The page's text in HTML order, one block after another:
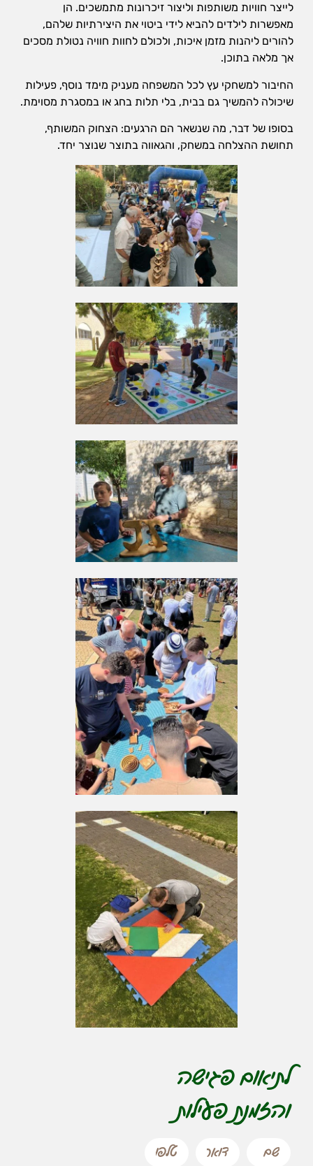
לתיאום פגישה
והזמנת פעילות
לייצר חוויות משותפות וליצור זיכרונות מתמשכים. הן
מאפשרות לילדים להביא לידי ביטוי את היצירתיות שלהם,
להורים ליהנות מזמן איכות, ולכולם לחוות חוויה נטולת מסכים
אך מלאה בתוכן.
החיבור למשחקי עץ לכל המשפחה מעניק מימד נוסף, פעילות
שיכולה להמשיך גם בבית, בלי תלות בחג או במסגרת מסוימת.
בסופו של דבר, מה שנשאר הם הרגעים: הצחוק המשותף,
תחושת ההצלחה במשחק, והגאווה בתוצר שנוצר יחד.